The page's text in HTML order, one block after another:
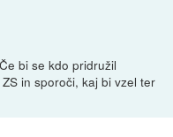
bi se kdo pridružil
in sporoči, kaj bi vzel ter